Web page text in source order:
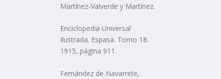
Martí­nez-Valverde y Martí­nez.
Enciclopedia Universal
Ilustrada. Espasa. Tomo 18.
1915, página 911.
Fernández de Navarrete,